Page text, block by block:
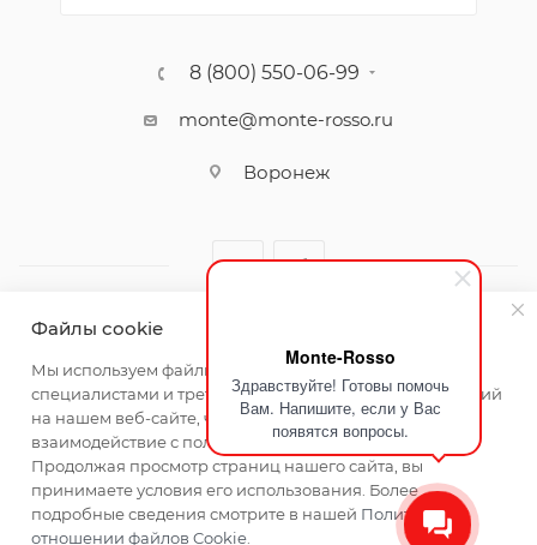
Monte-Rosso
Здравствуйте! Готовы помочь
Вам. Напишите, если у Вас
появятся вопросы.
8 (800) 550-06-99
monte@monte-rosso.ru
Воронеж
2026 ©Monte Rosso - магазины обуви и аксессуаров для
женщин
Файлы cookie
Мы используем файлы cookie, разработанные нашими
специалистами и третьими лицами, для анализа событий
на нашем веб-сайте, что позволяет нам улучшать
взаимодействие с пользователями и обслуживание.
Продолжая просмотр страниц нашего сайта, вы
принимаете условия его использования. Более
подробные сведения смотрите в нашей Политике в
отношении файлов Cookie